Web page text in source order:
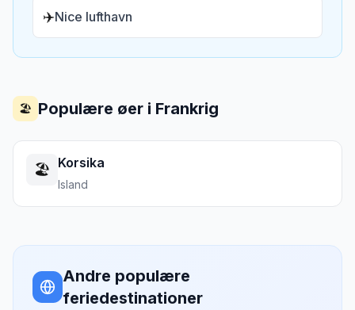
✈️Nice lufthavn
🏖️ Populære øer i Frankrig
🏖️ Korsika
Island
Andre populære
feriedestinationer